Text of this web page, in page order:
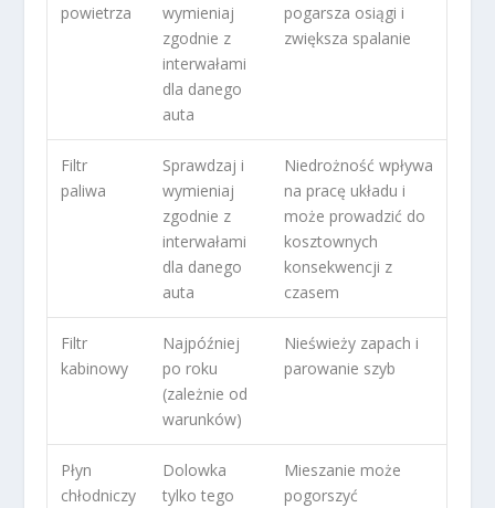
powietrza
wymieniaj
zgodnie z
interwałami
dla danego
auta
pogarsza osiągi i
zwiększa spalanie
Filtr
paliwa
Sprawdzaj i
wymieniaj
zgodnie z
interwałami
dla danego
auta
Niedrożność wpływa
na pracę układu i
może prowadzić do
kosztownych
konsekwencji z
czasem
Filtr
kabinowy
Najpóźniej
po roku
(zależnie od
warunków)
Nieświeży zapach i
parowanie szyb
Płyn
chłodniczy
Dolowka
tylko tego
Mieszanie może
pogorszyć